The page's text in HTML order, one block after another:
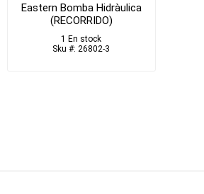
Eastern Bomba Hidràulica
(RECORRIDO)
1 En stock
Sku #: 26802-3